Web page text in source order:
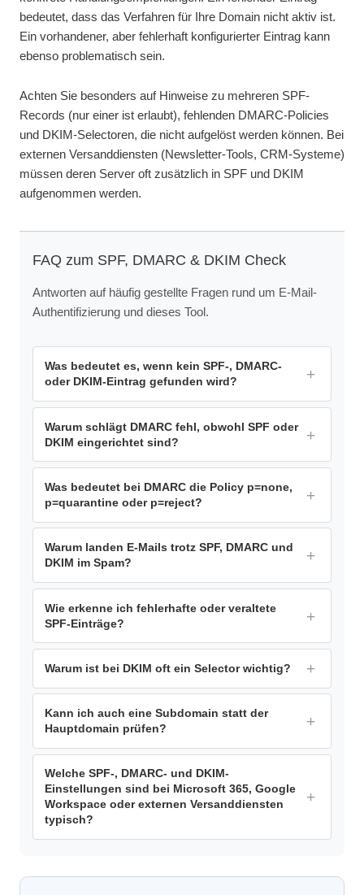
bedeutet, dass das Verfahren für Ihre Domain nicht aktiv ist.
Ein vorhandener, aber fehlerhaft konfigurierter Eintrag kann
ebenso problematisch sein.
Achten Sie besonders auf Hinweise zu mehreren SPF-
Records (nur einer ist erlaubt), fehlenden DMARC-Policies
und DKIM-Selectoren, die nicht aufgelöst werden können. Bei
externen Versanddiensten (Newsletter-Tools, CRM-Systeme)
müssen deren Server oft zusätzlich in SPF und DKIM
aufgenommen werden.
FAQ zum SPF, DMARC & DKIM Check
Antworten auf häufig gestellte Fragen rund um E-Mail-
Authentifizierung und dieses Tool.
Was bedeutet es, wenn kein SPF-, DMARC-
oder DKIM-Eintrag gefunden wird?
Warum schlägt DMARC fehl, obwohl SPF oder
DKIM eingerichtet sind?
Was bedeutet bei DMARC die Policy p=none,
p=quarantine oder p=reject?
Warum landen E-Mails trotz SPF, DMARC und
DKIM im Spam?
Wie erkenne ich fehlerhafte oder veraltete
SPF-Einträge?
Warum ist bei DKIM oft ein Selector wichtig?
Kann ich auch eine Subdomain statt der
Hauptdomain prüfen?
Welche SPF-, DMARC- und DKIM-
Einstellungen sind bei Microsoft 365, Google
Workspace oder externen Versanddiensten
typisch?